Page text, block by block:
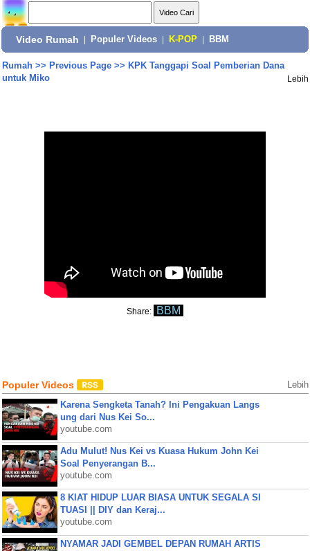
Video Rumah Populer Videos K-POP BBM
Rumah>> Previous Page>> KPK Tanggapi Soal Pemberian Dana
untuk Miko
Lebih
Share: BBM
Populer Videos Lebih
Karena Sengketa Tanah? Ini Pengakuan Langs
ung dari Nus Kei So...
youtube.com
Adu Mulut! Nus Kei vs Kuasa Hukum John Kei
Soal Penyerangan B...
youtube.com
8 KIAT HIDUP LUAR BIASA UNTUK SEGALA SI
TUASI || DIY dan Keraj...
youtube.com
NYAMAR JADI GEMBEL DEPAN RUMAH ARTIS